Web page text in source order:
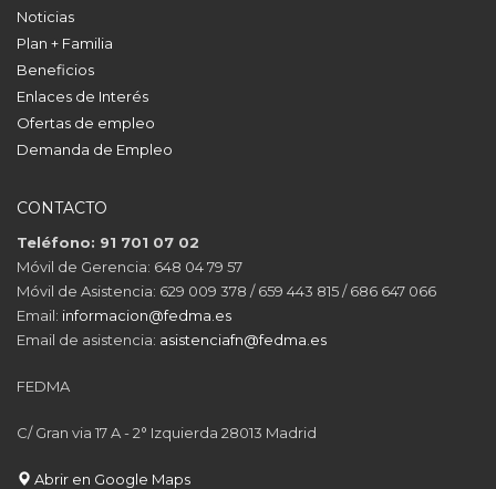
Noticias
Plan + Familia
Beneficios
Enlaces de Interés
Ofertas de empleo
Demanda de Empleo
CONTACTO
Teléfono: 91 701 07 02
Móvil de Gerencia: 648 04 79 57
Móvil de Asistencia: 629 009 378 / 659 443 815 / 686 647 066
Email: informacion@fedma.es
Email de asistencia: asistenciafn@fedma.es
FEDMA
C/ Gran via 17 A - 2° Izquierda 28013 Madrid
Abrir en Google Maps